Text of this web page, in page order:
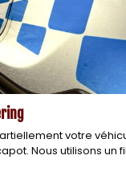
votre
Nous utilisons un